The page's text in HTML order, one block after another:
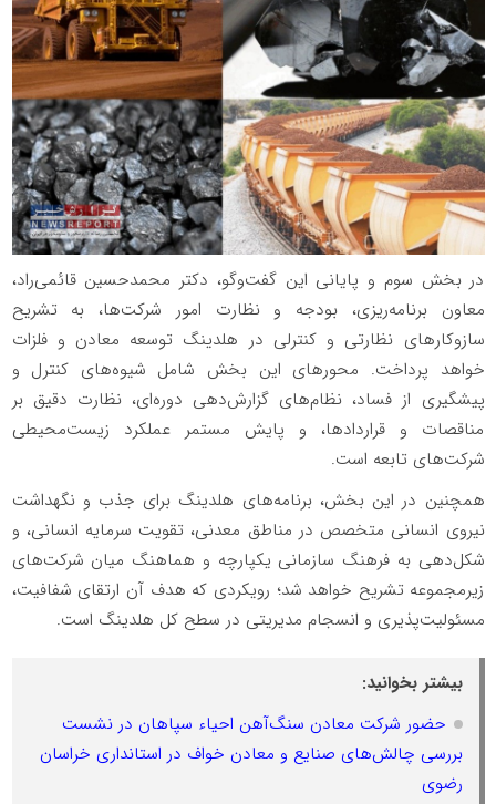
در بخش سوم و پایانی این گفت‌وگو، دکتر محمدحسین قائمی‌راد،
معاون برنامه‌ریزی، بودجه و نظارت امور شرکت‌ها، به تشریح
سازوکارهای نظارتی و کنترلی در هلدینگ توسعه معادن و فلزات
خواهد پرداخت. محورهای این بخش شامل شیوه‌های کنترل و
پیشگیری از فساد، نظام‌های گزارش‌دهی دوره‌ای، نظارت دقیق بر
مناقصات و قراردادها، و پایش مستمر عملکرد زیست‌محیطی
شرکت‌های تابعه است.
همچنین در این بخش، برنامه‌های هلدینگ برای جذب و نگهداشت
نیروی انسانی متخصص در مناطق معدنی، تقویت سرمایه انسانی، و
شکل‌دهی به فرهنگ سازمانی یکپارچه و هماهنگ میان شرکت‌های
زیرمجموعه تشریح خواهد شد؛ رویکردی که هدف آن ارتقای شفافیت،
مسئولیت‌پذیری و انسجام مدیریتی در سطح کل هلدینگ است.
بیشتر بخوانید:
حضور شرکت معادن سنگ‌آهن احیاء سپاهان در نشست
بررسی چالش‌های صنایع و معادن خواف در استانداری خراسان
رضوی